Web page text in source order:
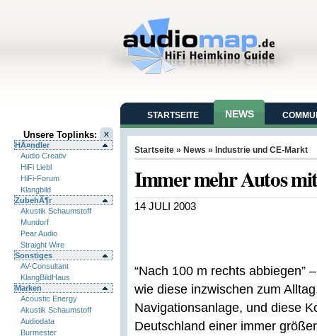
Unsere Toplinks:
HÃ¤ndler
Audio Creativ
HiFi Liebl
HiFi-Forum
Klangbild
ZubehÃ¶r
Akustik Schaumstoff
Mundorf
Pear Audio
Straight Wire
Sonstiges
AV-Consultant
KlangBildHaus
Marken
Acoustic Energy
Akustik Schaumstoff
Audiodata
Burmester
STARTSEITE NEWS
Startseite » News » Industrie und CE-Markt
Immer mehr Autos
14 JULI 2003
“Nach 100 m rechts abbiegen”
wie diese inzwischen zum
Navigationsanlage, und diese
Deutschland einer immer